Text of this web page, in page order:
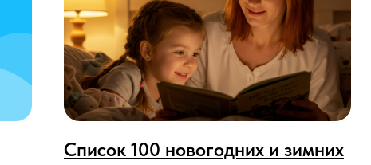
Список 100 новогодних и зимних